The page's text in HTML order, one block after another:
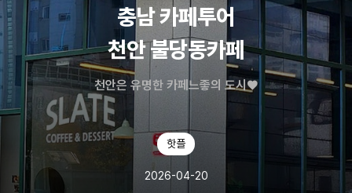
충남 카페투어
천안 불당동카페
천안은 유명한 카페느좋의 도시♥️
핫플
2026-04-20